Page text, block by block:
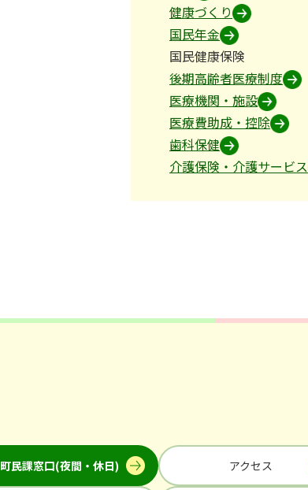
健康づくり
国民年金
国民健康保険
後期高齢者医療制度
医療機関・施設
医療費助成・控除
歯科保健
介護保険・介護サービス
町民課窓口(夜間・休日) アクセス